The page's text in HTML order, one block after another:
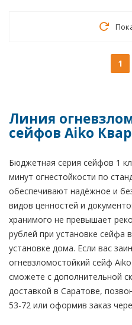
1
Линия
сейфов Aiko
Бюджетная серия сейфов 1
минут огнестойкости по
обеспечивают надёжное и
видов ценностей и
хранимого не превышает
рублей при установке сейфа
установке дома. Если вас
огневзломостойкий сейф
сможете с дополнительной
доставкой в Саратове,
53-72 или оформив заказ